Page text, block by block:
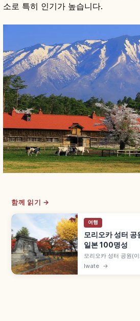
소로 특히 인기가 높습니다.
함께 읽기 →
여행
모리오카 성터
일본 100명성
모리오카 성터 공원(
심부의 사적 공원으로
Iwate →